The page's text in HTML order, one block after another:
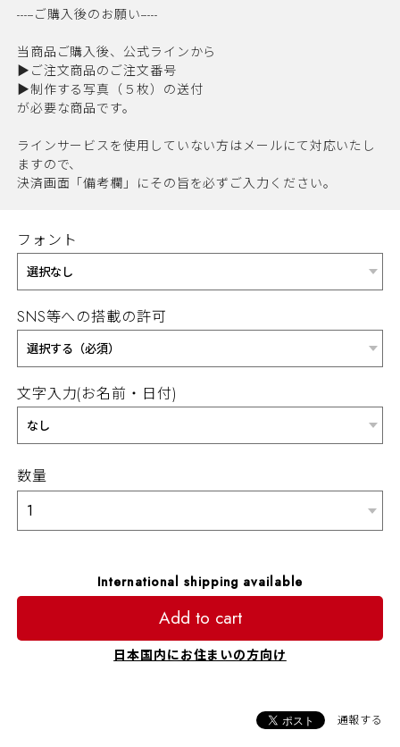
-----ご購入後のお願い-----
当商品ご購入後、公式ラインから
▶︎ご注文商品のご注文番号
▶︎制作する写真（５枚）の送付
が必要な商品です。
ラインサービスを使用していない方はメールにて対応いたし
ますので、
決済画面「備考欄」にその旨を必ずご入力ください。
フォント
SNS等への搭載の許可
文字入力(お名前・日付)
数量
International shipping available
Add to cart
日本国内にお住まいの方向け
通報する